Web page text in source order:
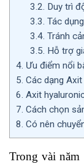
3.2. Duy trì
3.3. Tác
3.4. Tránh
3.5. Hỗ trợ
4. Ưu điểm nổi
5. Các dạng
6. Axit
7. Cách chọn
8. Có nên
Trong vài